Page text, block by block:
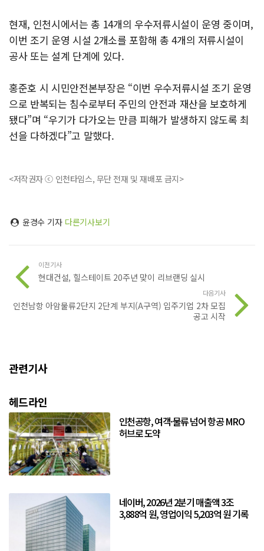
현재, 인천시에서는 총 14개의 우수저류시설이 운영 중이며,
이번 조기 운영 시설 2개소를 포함해 총 4개의 저류시설이
공사 또는 설계 단계에 있다.
홍준호 시 시민안전본부장은 “이번 우수저류시설 조기 운영
으로 반복되는 침수로부터 주민의 안전과 재산을 보호하게
됐다”며 “우기가 다가오는 만큼 피해가 발생하지 않도록 최
선을 다하겠다”고 말했다.
<저작권자 ⓒ 인천타임스, 무단 전재 및 재배포 금지>
윤경수 기자 다른기사보기
이전기사
현대건설, 힐스테이트 20주년 맞이 리브랜딩 실시
다음기사
인천남항 아암물류2단지 2단계 부지(A구역) 입주기업 2차 모집
공고 시작
관련기사
헤드라인
인천공항, 여객·물류 넘어 항공 MRO
허브로 도약
네이버, 2026년 2분기 매출액 3조
3,888억 원, 영업이익 5,203억 원 기록